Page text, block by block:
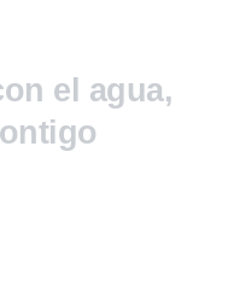
el agua,